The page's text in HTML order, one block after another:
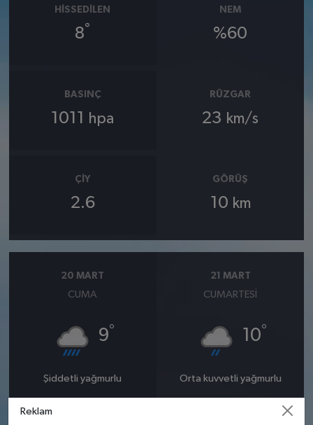
HISSEDILEN
8°
NEM
%60
BASINÇ
1011 hpa
RÜZGAR
23 km/s
ÇIY
2.6
GÖRÜŞ
10 km
20 MART
CUMA
9°
Şiddetli yağmurlu
21 MART
CUMARTESI
10°
Orta kuvvetli yağmurlu
Reklam